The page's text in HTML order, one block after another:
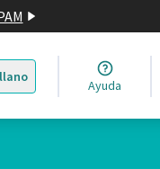
Elegir el idioma
Ayuda